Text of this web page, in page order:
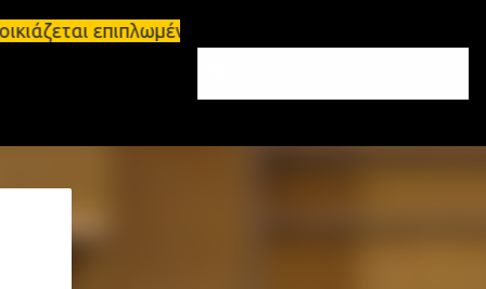
επιπλωμένο διαμέρισμα 65τ.μ